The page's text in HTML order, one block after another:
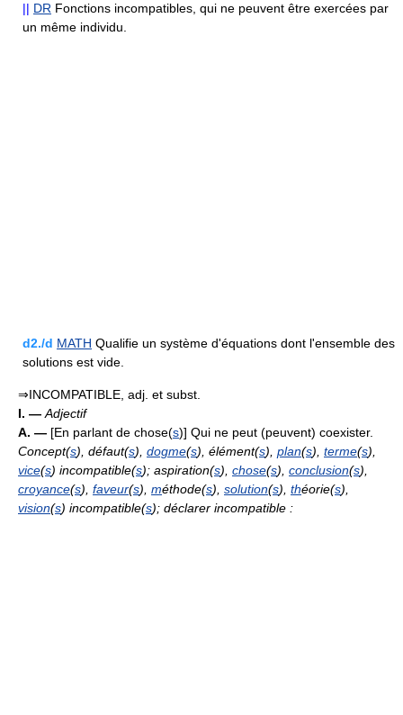
|| DR Fonctions incompatibles, qui ne peuvent être exercées par
un même individu.
d2./d MATH Qualifie un système d'équations dont l'ensemble des
solutions est vide.
⇒INCOMPATIBLE, adj. et subst.
I. — Adjectif
A. — [En parlant de chose(s)] Qui ne peut (peuvent) coexister.
Concept(s), défaut(s), dogme(s), élément(s), plan(s), terme(s),
vice(s) incompatible(s); aspiration(s), chose(s), conclusion(s),
croyance(s), faveur(s), méthode(s), solution(s), théorie(s),
vision(s) incompatible(s); déclarer incompatible :